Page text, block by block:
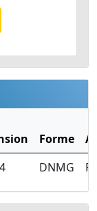
Forme
DNMG